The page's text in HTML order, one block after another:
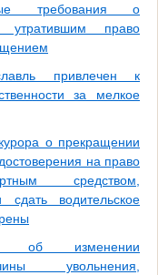
требования о
утратившим право
привлечен к
за мелкое
о прекращении
на право
средством,
сдать водительское
об изменении
увольнения,